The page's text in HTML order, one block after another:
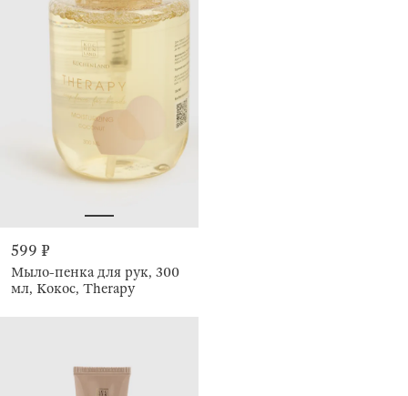
599 ₽
Мыло-пенка для рук, 300
мл, Кокос, Therapy